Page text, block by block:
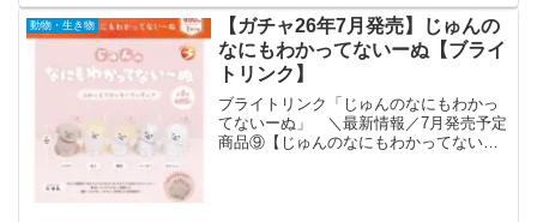
動物・生き物
【ガチャ26年7月発売】じゅんの
なにもわかってないーぬ【ブライ
トリンク】
ブライトリンク「じゅんのなにもわかっ
てないーぬ」 ＼最新情報／7月発売予定
商品⑨【じゅんのなにもわかってない〜